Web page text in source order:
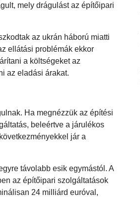
mely drágulást az építőipari
az ukrán háború miatti
ellátási problémák ekkor
a költségeket az
az eladási árakat.
Ha megnézzük az építési
beleértve a járulékos
jár a
távolabb esik egymástól. A
az építőipari szolgáltatások
24 milliárd euróval,